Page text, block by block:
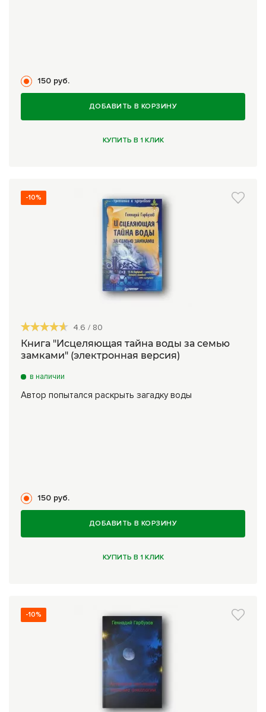
150 руб.
ДОБАВИТЬ В КОРЗИНУ
КУПИТЬ В 1 КЛИК
-10%
4.6 / 80
Книга "Исцеляющая тайна воды за семью
замками" (электронная версия)
в наличии
Автор попытался раскрыть загадку воды
150 руб.
ДОБАВИТЬ В КОРЗИНУ
КУПИТЬ В 1 КЛИК
-10%